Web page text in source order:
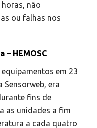
não
ou falhas nos
– HEMOSC
em 23
Sensorweb, era
fins de
as unidades a fim
a cada quatro